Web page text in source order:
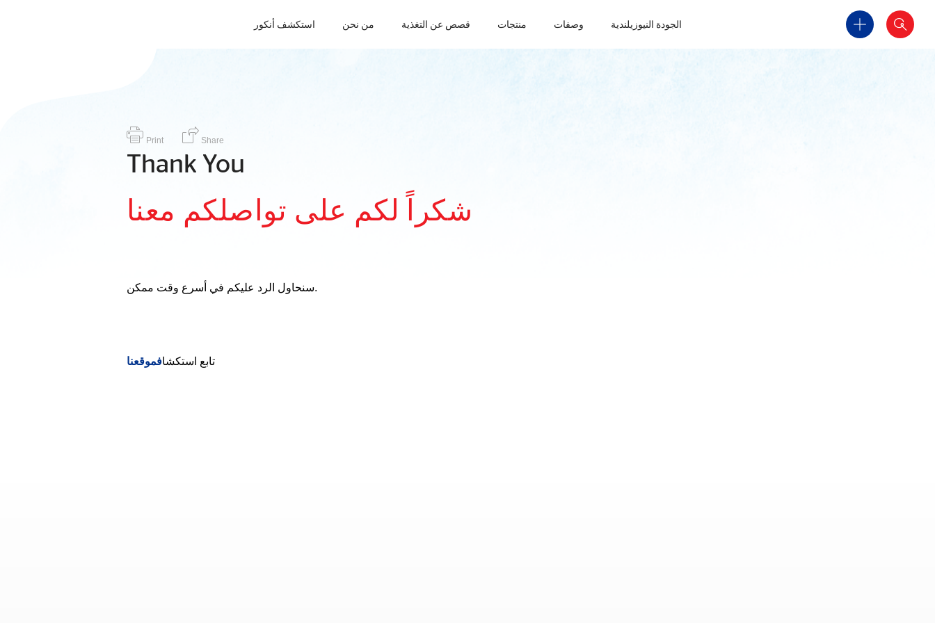
استكشف أنكور من نحن قصص عن التغذية منتجات وصفات الجودة النيوزيلندية
Print Share
Thank You
سنحاول الرد عليكم في أسرع وقت ممكن.
تابع استكشافموقعنا